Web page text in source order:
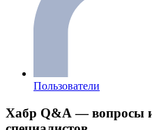
Пользователи
Хабр Q&A — вопросы